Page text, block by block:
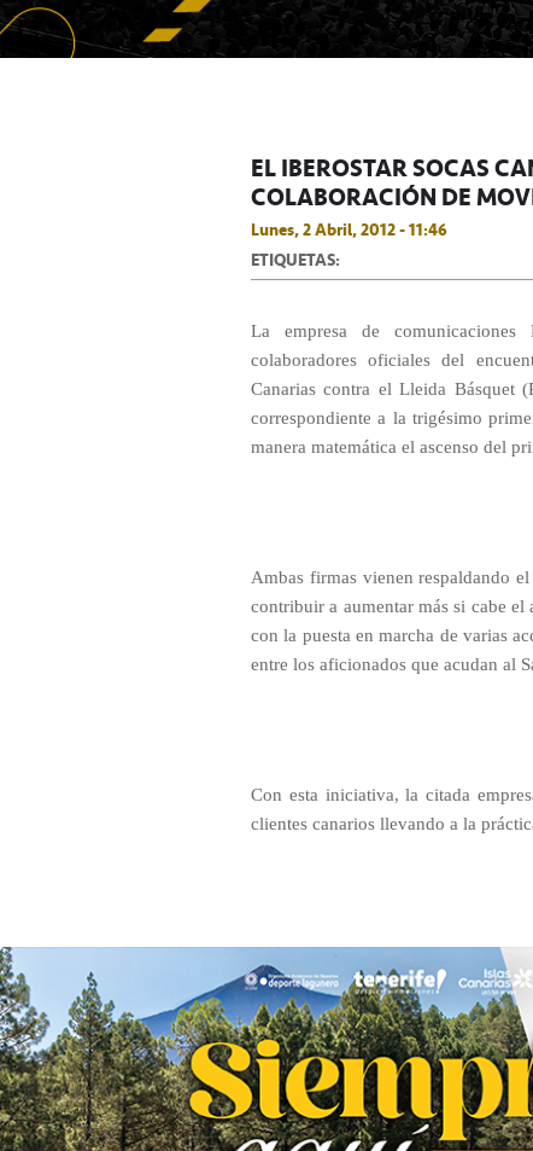
EL IBEROSTAR SOCAS
COLABORACIÓN DE
Lunes, 2 Abril, 2012 - 11:46
ETIQUETAS:
La empresa de
colaboradores oficiales del
Canarias contra el Lleida Básquet
correspondiente a la trigésimo
manera matemática el ascenso del
Ambas firmas vienen respaldando
contribuir a aumentar más si cabe
con la puesta en marcha de varias
entre los aficionados que acudan al
Con esta iniciativa, la citada
clientes canarios llevando a la